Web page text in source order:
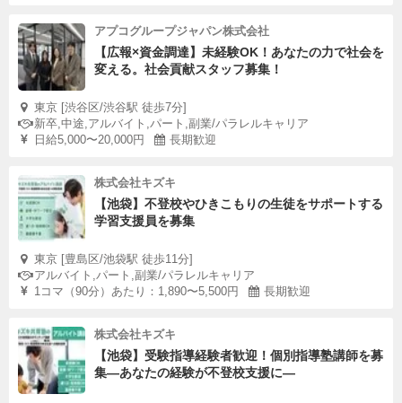
アプコグループジャパン株式会社
【広報×資金調達】未経験OK！あなたの力で社会を
変える。社会貢献スタッフ募集！
東京 [渋谷区/渋谷駅 徒歩7分]
新卒,中途,アルバイト,パート,副業/パラレルキャリア
日給5,000〜20,000円
長期歓迎
株式会社キズキ
【池袋】不登校やひきこもりの生徒をサポートする
学習支援員を募集
東京 [豊島区/池袋駅 徒歩11分]
アルバイト,パート,副業/パラレルキャリア
1コマ（90分）あたり：1,890〜5,500円
長期歓迎
株式会社キズキ
【池袋】受験指導経験者歓迎！個別指導塾講師を募
集—あなたの経験が不登校支援に―